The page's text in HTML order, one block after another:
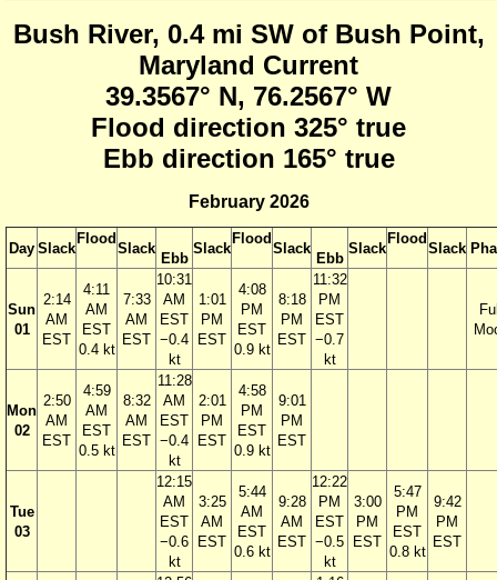
Bush River, 0.4 mi SW of Bush Point,
Maryland Current
39.3567° N, 76.2567° W
Flood direction 325° true
Ebb direction 165° true
February 2026
Day Slack
Flood
Slack
Ebb
Slack
Flood
Slack
Ebb
Slack
Flood
Slack
Sun
01
2:14
AM
EST
4:11
AM
EST
0.4 kt
7:33
AM
EST
10:31
AM
EST
−0.4
kt
1:01
PM
EST
4:08
PM
EST
0.9 kt
8:18
PM
EST
11:32
PM
EST
−0.7
kt
Mon
02
2:50
AM
EST
4:59
AM
EST
0.5 kt
8:32
AM
EST
11:28
AM
EST
−0.4
kt
2:01
PM
EST
4:58
PM
EST
0.9 kt
9:01
PM
EST
Tue
03
12:15
AM
EST
−0.6
kt
3:25
AM
EST
5:44
AM
EST
0.6 kt
9:28
AM
EST
12:22
PM
EST
−0.5
kt
3:00
PM
EST
5:47
PM
EST
0.8 kt
9:42
PM
EST